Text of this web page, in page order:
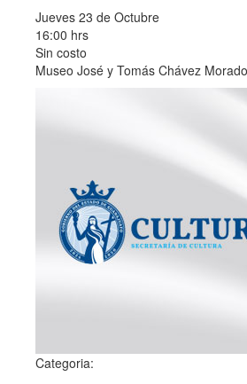
Jueves 23 de Octubre
16:00 hrs
Sin costo
Museo José y Tomás Chávez Morado
Categoria: